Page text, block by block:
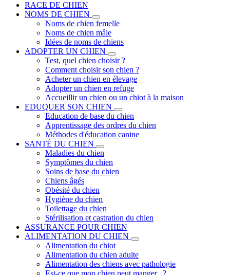
RACE DE CHIEN
NOMS DE CHIEN
Noms de chien femelle
Noms de chien mâle
Idées de noms de chiens
ADOPTER UN CHIEN
Test, quel chien choisir ?
Comment choisir son chien ?
Acheter un chien en élevage
Adopter un chien en refuge
Accueillir un chien ou un chiot à la maison
EDUQUER SON CHIEN
Education de base du chien
Apprentissage des ordres du chien
Méthodes d'éducation canine
SANTÉ DU CHIEN
Maladies du chien
Symptômes du chien
Soins de base du chien
Chiens âgés
Obésité du chien
Hygiène du chien
Toilettage du chien
Stérilisation et castration du chien
ASSURANCE POUR CHIEN
ALIMENTATION DU CHIEN
Alimentation du chiot
Alimentation du chien adulte
Alimentation des chiens avec pathologie
Est-ce que mon chien peut manger.. ?